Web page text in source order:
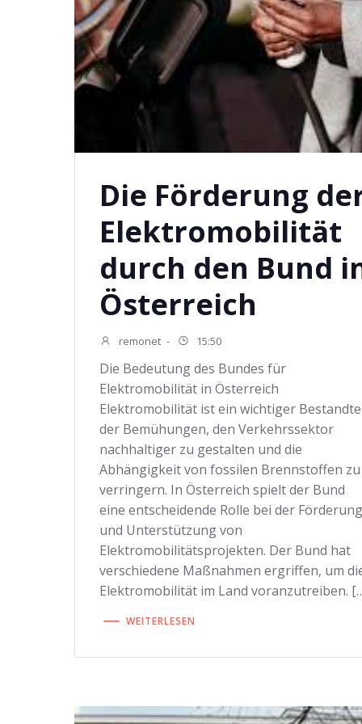
Die Förderung
Elektromobilität
durch den Bund
Österreich
remonet - 15:50
Die Bedeutung des Bundes für
Elektromobilität in Österreich
Elektromobilität ist ein wichtiger
der Bemühungen, den Verkehrssektor
nachhaltiger zu gestalten und die
Abhängigkeit von fossilen Brennstoffen zu
verringern. In Österreich spielt der Bund
eine entscheidende Rolle bei der
und Unterstützung von
Elektromobilitätsprojekten. Der Bund hat
verschiedene Maßnahmen ergriffen, um
Elektromobilität im Land voranzutreiben.
WEITERLESEN